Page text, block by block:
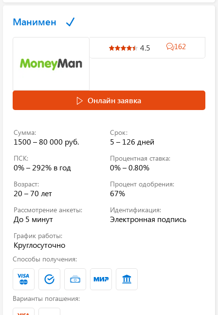
Манимен
4.5 162
Онлайн заявка
Сумма:
1500 – 80 000 руб.
Срок:
5 – 126 дней
ПСК:
0% – 292% в год
Процентная ставка:
0% – 0.80%
Возраст:
20 – 70 лет
Процент одобрения:
67%
Рассмотрение анкеты:
До 5 минут
Идентификация:
Электронная подпись
График работы:
Круглосуточно
Способы получения:
Варианты погашения: